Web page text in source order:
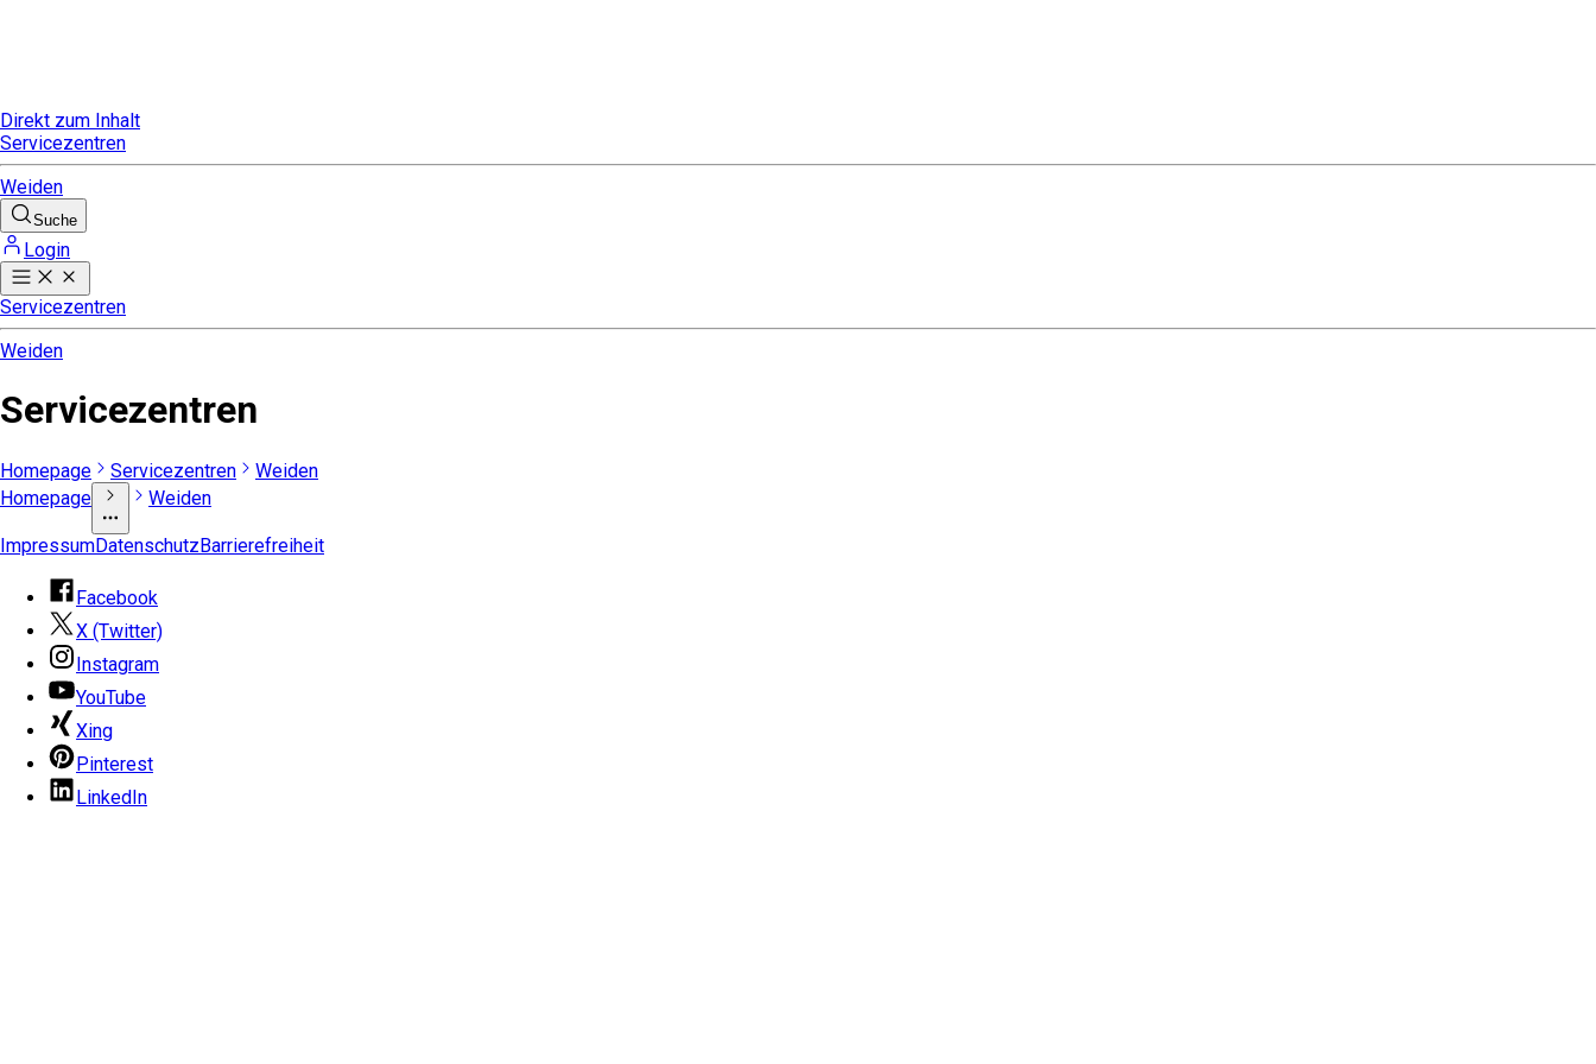
Direkt zum Inhalt
Servicezentren
Weiden
Suche
Login
Servicezentren
Weiden
Servicezentren
Homepage Servicezentren
Weiden
Homepage
Weiden
ImpressumDatenschutzBarrierefreiheit
Facebook
X (Twitter)
Instagram
YouTube
Xing
Pinterest
LinkedIn